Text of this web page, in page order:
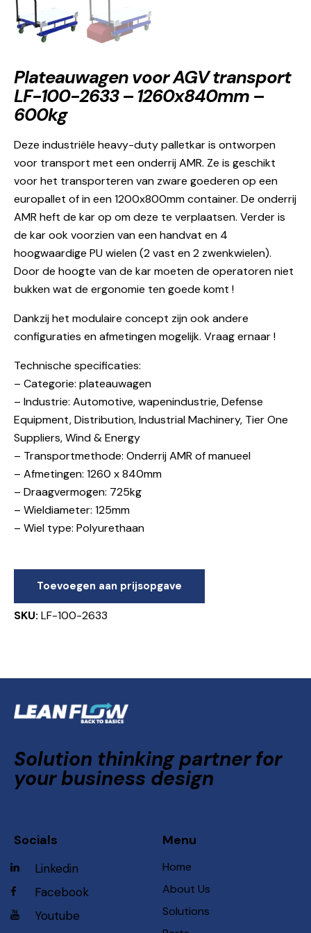
Plateauwagen voor AGV transport
LF-100-2633 – 1260x840mm –
600kg
Deze industriële heavy-duty palletkar is ontworpen
voor transport met een onderrij AMR. Ze is geschikt
voor het transporteren van zware goederen op een
europallet of in een 1200x800mm container. De onderrij
AMR heft de kar op om deze te verplaatsen. Verder is
de kar ook voorzien van een handvat en 4
hoogwaardige PU wielen (2 vast en 2 zwenkwielen).
Door de hoogte van de kar moeten de operatoren niet
bukken wat de ergonomie ten goede komt !
Dankzij het modulaire concept zijn ook andere
configuraties en afmetingen mogelijk. Vraag ernaar !
Technische specificaties:
– Categorie: plateauwagen
– Industrie: Automotive, wapenindustrie, Defense
Equipment, Distribution, Industrial Machinery, Tier One
Suppliers, Wind & Energy
– Transportmethode: Onderrij AMR of manueel
– Afmetingen: 1260 x 840mm
– Draagvermogen: 725kg
– Wieldiameter: 125mm
– Wiel type: Polyurethaan
Toevoegen aan prijsopgave
SKU: LF-100-2633
Solution thinking partner for
your business design
Socials
Linkedin
Facebook
Youtube
Menu
Home
About Us
Solutions